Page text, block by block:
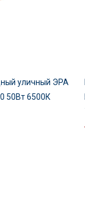
уличный ЭРА
50Вт 6500К